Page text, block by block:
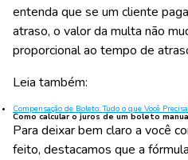
entenda que se um cliente
atraso, o valor da multa não
proporcional ao tempo de
Leia também:
Compensação de Boleto: Tudo o que Você
Como calcular o juros de um boleto
Para deixar bem claro a você
feito, destacamos que a